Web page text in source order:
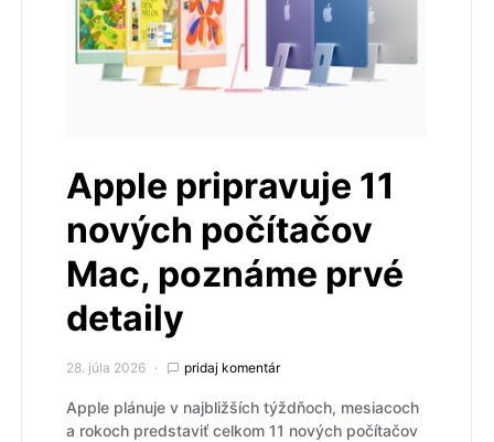
Apple pripravuje 11
nových počítačov
Mac, poznáme prvé
detaily
28. júla 2026 pridaj komentár
Apple plánuje v najbližších týždňoch, mesiacoch
a rokoch predstaviť celkom 11 nových počítačov